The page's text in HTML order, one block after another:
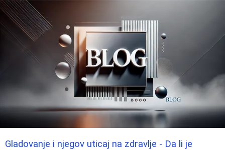
Gladovanje i njegov uticaj na zdravlje - Da li je